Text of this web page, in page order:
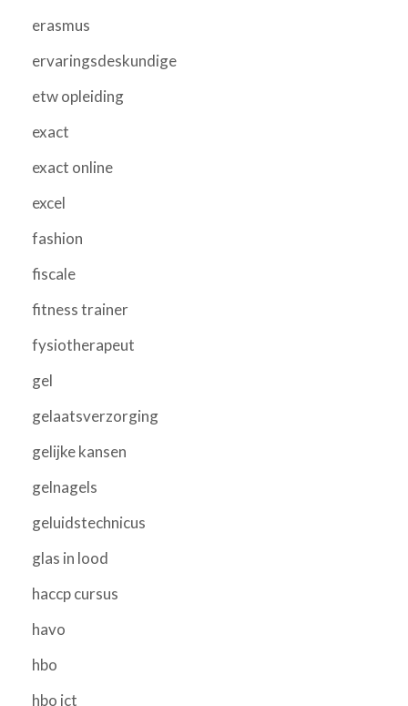
erasmus
ervaringsdeskundige
etw opleiding
exact
exact online
excel
fashion
fiscale
fitness trainer
fysiotherapeut
gel
gelaatsverzorging
gelijke kansen
gelnagels
geluidstechnicus
glas in lood
haccp cursus
havo
hbo
hbo ict